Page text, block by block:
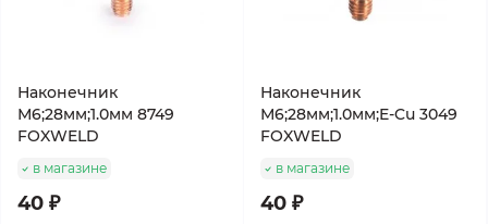
Наконечник
М6;28мм;1.0мм 8749
FOXWELD
в магазине
40 ₽
Наконечник
М6;28мм;1.0мм;E-Cu 3049
FOXWELD
в магазине
40 ₽